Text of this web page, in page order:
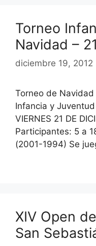
Torneo
Navidad –
diciembre 19, 2012
Torneo de
Infancia y
VIERNES 21 DE
Participantes: 5 a
(2001-1994) Se
XIV Open
San